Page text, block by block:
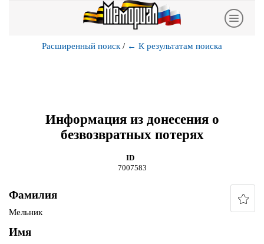
Расширенный поиск / ← К результатам поиска
Информация из донесения о
безвозвратных потерях
ID
7007583
Фамилия
Мельник
Имя